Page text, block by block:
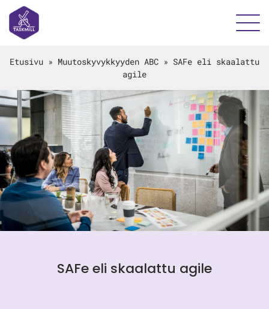
Etusivu » Muutoskyvykkyyden ABC » SAFe eli skaalattu
agile
SAFe eli skaalattu agile